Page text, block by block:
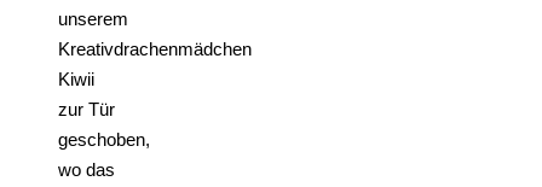
unserem
Kreativdrachenmädchen
Kiwii
zur Tür
geschoben,
wo das